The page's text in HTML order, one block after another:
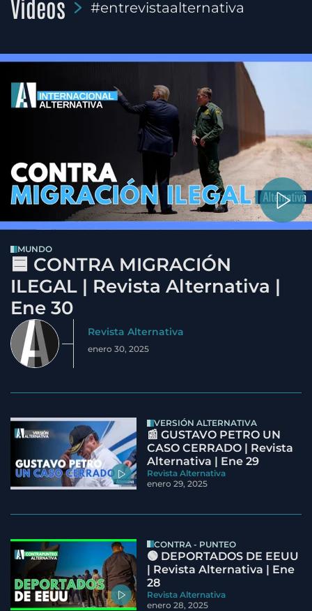
Videos #entrevistaalternativa
MUNDO
🟦 CONTRA MIGRACIÓN
ILEGAL | Revista Alternativa |
Ene 30
Revista Alternativa
enero 30, 2025
VERSIÓN ALTERNATIVA
📰 GUSTAVO PETRO UN
CASO CERRADO | Revista
Alternativa | Ene 29
Revista Alternativa
enero 29, 2025
CONTRA - PUNTEO
🟢 DEPORTADOS DE EEUU
| Revista Alternativa | Ene
28
Revista Alternativa
enero 28, 2025